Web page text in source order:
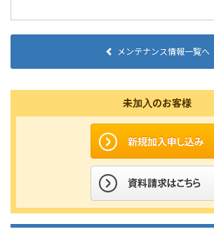
メンテナンス情報一覧へ
未加入のお客様